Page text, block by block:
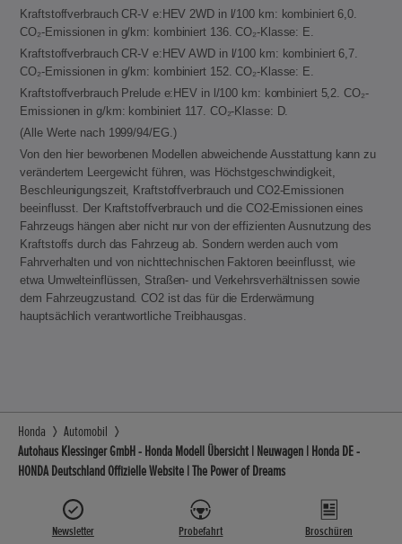
Kraftstoffverbrauch CR-V e:HEV 2WD in l/100 km: kombiniert 6,0.
CO₂-Emissionen in g/km: kombiniert 136. CO₂-Klasse: E.
Kraftstoffverbrauch CR-V e:HEV AWD in l/100 km: kombiniert 6,7.
CO₂-Emissionen in g/km: kombiniert 152. CO₂-Klasse: E.
Kraftstoffverbrauch Prelude e:HEV in l/100 km: kombiniert 5,2. CO₂-
Emissionen in g/km: kombiniert 117. CO₂-Klasse: D.
(Alle Werte nach 1999/94/EG.)
Von den hier beworbenen Modellen abweichende Ausstattung kann zu
verändertem Leergewicht führen, was Höchstgeschwindigkeit,
Beschleunigungszeit, Kraftstoffverbrauch und CO2-Emissionen
beeinflusst. Der Kraftstoffverbrauch und die CO2-Emissionen eines
Fahrzeugs hängen aber nicht nur von der effizienten Ausnutzung des
Kraftstoffs durch das Fahrzeug ab. Sondern werden auch vom
Fahrverhalten und von nichttechnischen Faktoren beeinflusst, wie
etwa Umwelteinflüssen, Straßen- und Verkehrsverhältnissen sowie
dem Fahrzeugzustand. CO2 ist das für die Erderwärmung
hauptsächlich verantwortliche Treibhausgas.
Honda
Automobil
Autohaus Klessinger GmbH - Honda Modell Übersicht | Neuwagen | Honda DE -
HONDA Deutschland Offizielle Website | The Power of Dreams
Newsletter Probefahrt Broschüren